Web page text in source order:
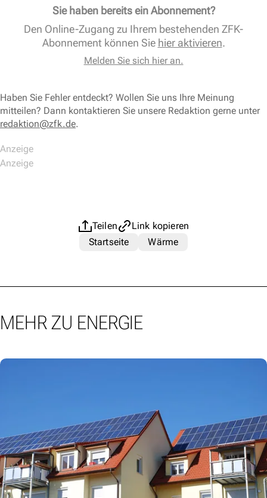
Sie haben bereits ein Abonnement?
Den Online-Zugang zu Ihrem bestehenden ZFK-
Abonnement können Sie hier aktivieren.
Melden Sie sich hier an.
Haben Sie Fehler entdeckt? Wollen Sie uns Ihre Meinung
mitteilen? Dann kontaktieren Sie unsere Redaktion gerne unter
redaktion@zfk.de.
Teilen
Link kopieren
Startseite
Wärme
MEHR ZU ENERGIE